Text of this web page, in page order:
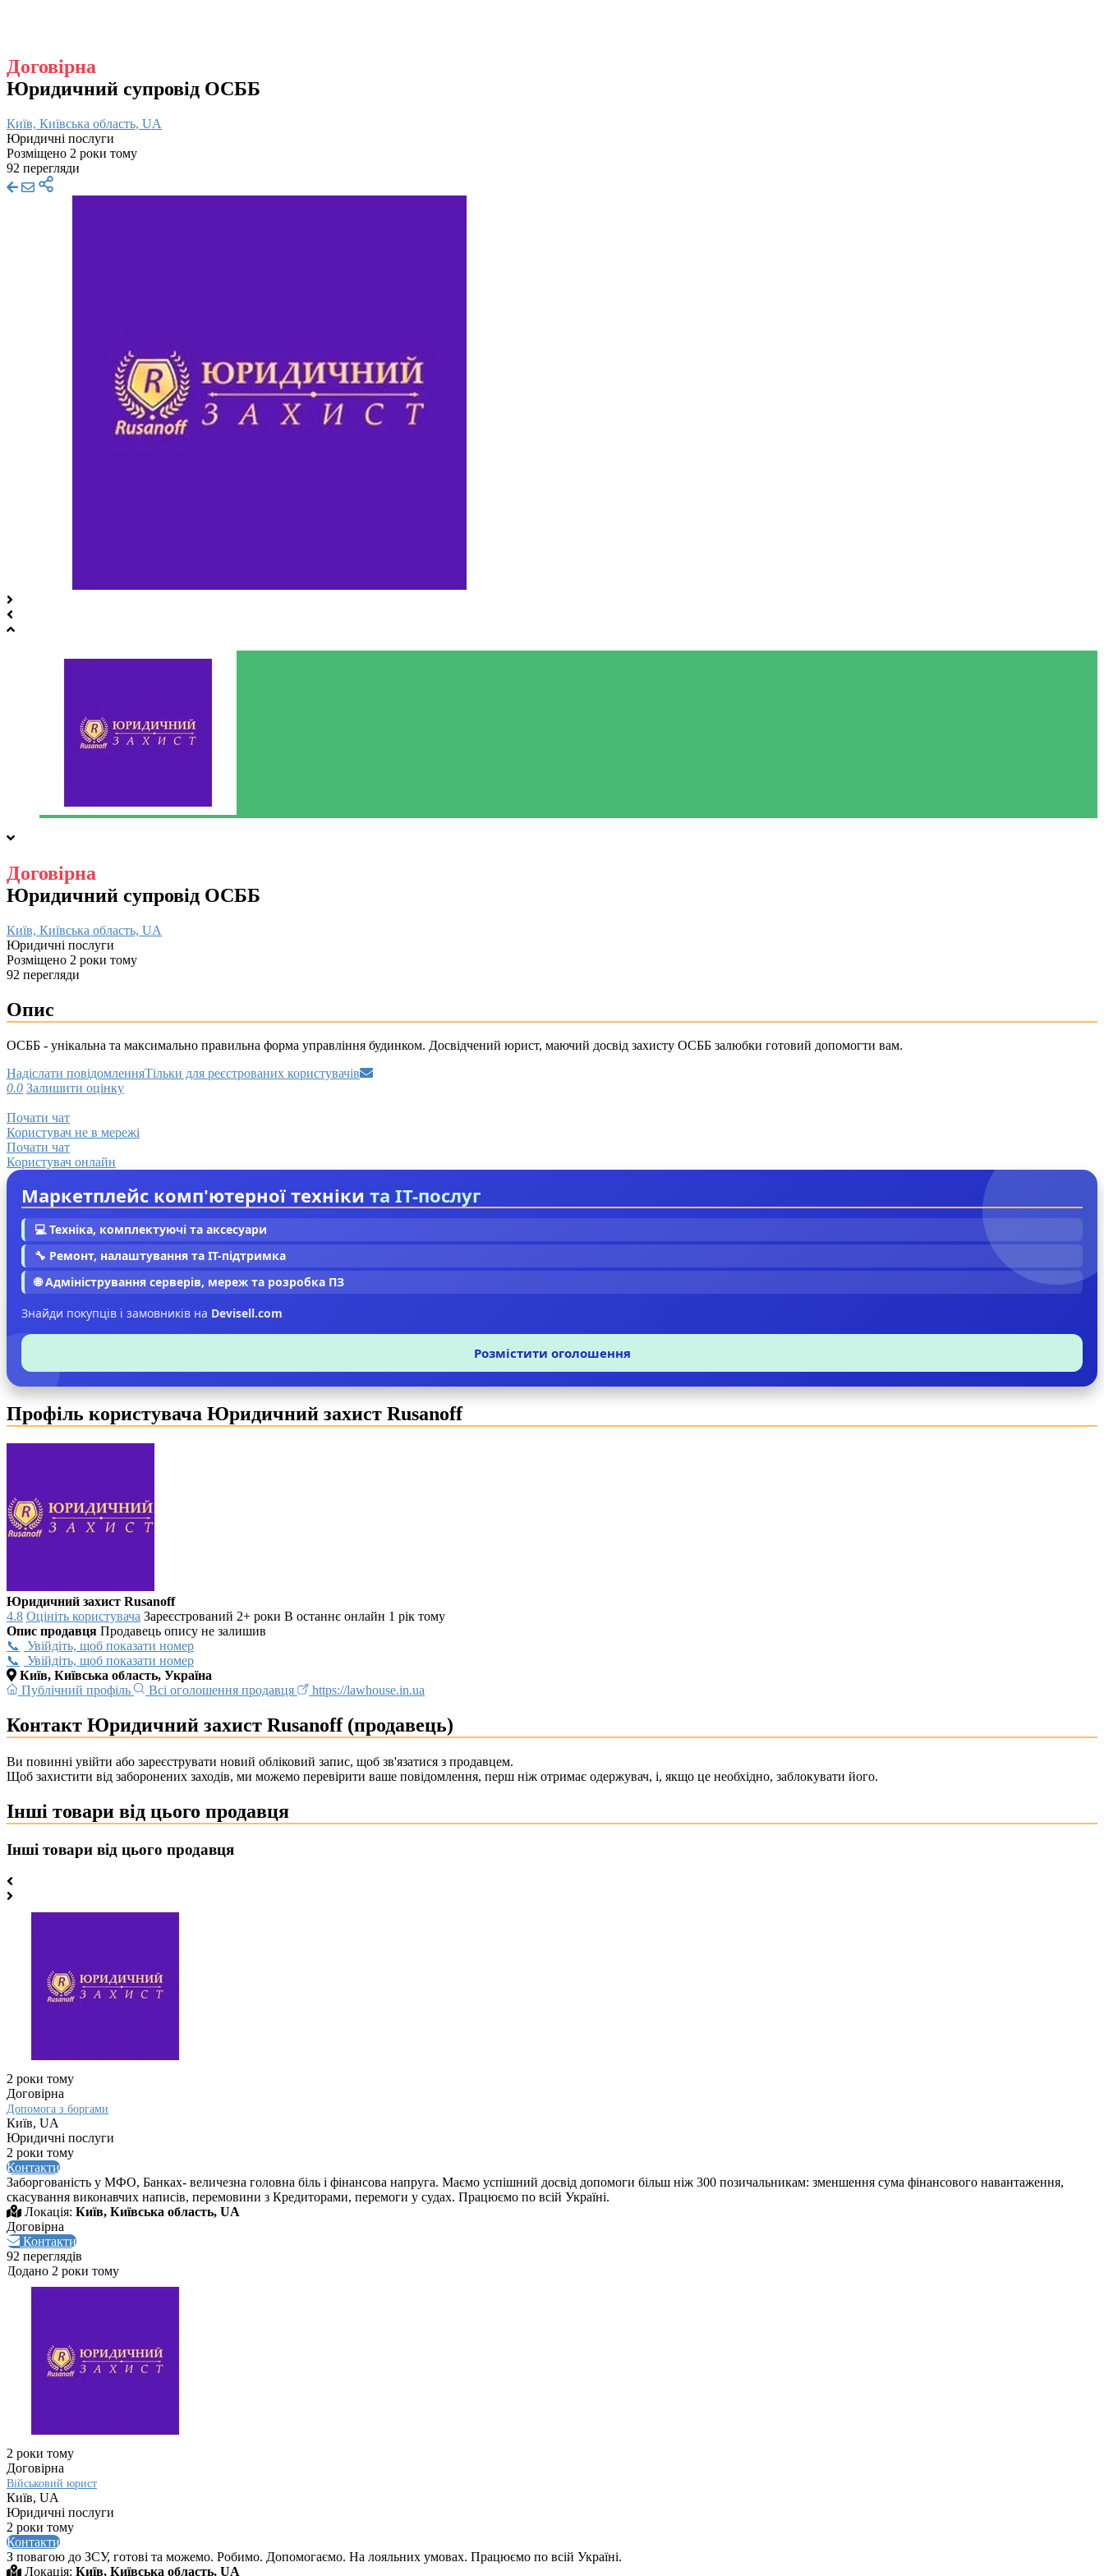
Договірна
Юридичний супровід ОСББ
Київ, Київська область, UA
Юридичні послуги
Розміщено 2 роки тому
92 перегляди
Договірна
Юридичний супровід ОСББ
Київ, Київська область, UA
Юридичні послуги
Розміщено 2 роки тому
92 перегляди
Опис
ОСББ - унікальна та максимально правильна форма управління будинком. Досвідчений юрист, маючий досвід захисту ОСББ залюбки готовий допомогти вам.
Надіслати повідомленняТільки для реєстрованих користувачів
0.0 Залишити оцінку
Почати чат
Користувач не в мережі
Почати чат
Користувач онлайн
Маркетплейс комп'ютерної техніки та IT-послуг
💻 Техніка, комплектуючі та аксесуари
🔧 Ремонт, налаштування та IT-підтримка
🌐 Адміністрування серверів, мереж та розробка ПЗ
Знайди покупців і замовників на Devisell.com
Розмістити оголошення
Профіль користувача Юридичний захист Rusanoff
Юридичний захист Rusanoff
4.8 Оцініть користувача Зареєстрований 2+ роки В останнє онлайн 1 рік тому
Опис продавця Продавець опису не залишив
Увійдіть, щоб показати номер
Увійдіть, щоб показати номер
Київ, Київська область, Україна
Публічний профіль
Всі оголошення продавця https://lawhouse.in.ua
Контакт Юридичний захист Rusanoff (продавець)
Ви повинні увійти або зареєструвати новий обліковий запис, щоб зв'язатися з продавцем.
Щоб захистити від заборонених заходів, ми можемо перевірити ваше повідомлення, перш ніж отримає одержувач, і, якщо це необхідно, заблокувати його.
Інші товари від цього продавця
Інші товари від цього продавця
2 роки тому
Договірна
Допомога з боргами
Київ, UA
Юридичні послуги
2 роки тому
Контакти
Заборгованість у МФО, Банках- величезна головна біль і фінансова напруга. Маємо успішний досвід допомоги більш ніж 300 позичальникам: зменшення сума фінансового навантаження,
скасування виконавчих написів, перемовини з Кредиторами, перемоги у судах. Працюємо по всій Україні.
Локація: Київ, Київська область, UA
Договірна
Контакти
92 переглядів
Додано 2 роки тому
2 роки тому
Договірна
Військовий юрист
Київ, UA
Юридичні послуги
2 роки тому
Контакти
З повагою до ЗСУ, готові та можемо. Робимо. Допомогаємо. На лояльних умовах. Працюємо по всій Україні.
Локація: Київ, Київська область, UA